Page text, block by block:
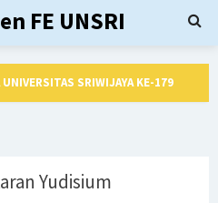
FE UNSRI
SRIWIJAYA KE 178
Yudisium